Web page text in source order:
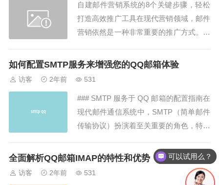
自建邮件营销系统的8个关键步骤，轻松
打造高效推广工具在现代营销领域，邮件
营销依然是一种非常重要的推广方式。而
推广的关键工具。那么，如何自建邮件营
造高效的推广工具，提升您的业务效益。
1. 确定自...
如何配置SMTP服务来增强您的QQ邮箱体验
访客 2年前 531
### SMTP 服务于 QQ 邮箱的配置指南在
现代邮件通信系统中，SMTP（简单邮件
传输协议）扮演着至关重要的角色，特别
时。本文将详尽地解释如何配置SMTP服
务来增强您的QQ邮箱体验，包括基础设
置、安全性增强以及故障排除。我们的目
全面解析QQ邮箱IMAP的特性和优势
访客 2年前 531
可以试用么？